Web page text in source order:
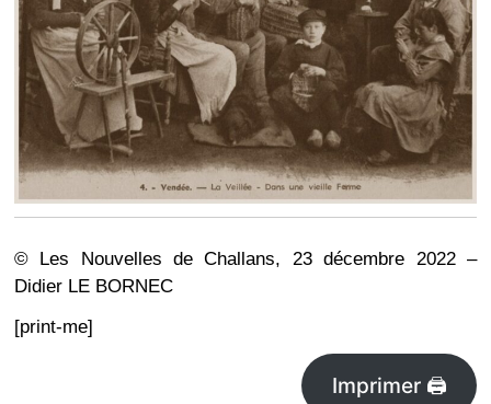
© Les Nouvelles de Challans, 23 décembre 2022 –
Didier LE BORNEC
[print-me]
Imprimer 🖨